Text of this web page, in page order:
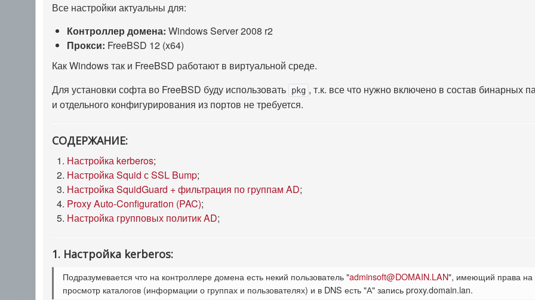
Все настройки актуальны для:
Контроллер домена: Windows Server 2008 r2
Прокси: FreeBSD 12 (x64)
Как Windows так и FreeBSD работают в виртуальной среде.
Для установки софта во FreeBSD буду использовать
pkg , т.к. все что нужно включено в состав бинарных
и отдельного конфигурирования из портов не требуется.
СОДЕРЖАНИЕ:
Настройка kerberos;
Настройка Squid с SSL Bump;
Настройка SquidGuard + фильтрация по группам AD;
Proxy Auto-Configuration (PAC);
Настройка групповых политик AD;
1. Настройка kerberos:
Подразумевается что на контроллере домена есть некий пользователь "adminsoft@DOMAIN.LAN", имеющий права на
просмотр каталогов (информации о группах и пользователях) и в DNS есть "А" запись proxy.domain.lan.